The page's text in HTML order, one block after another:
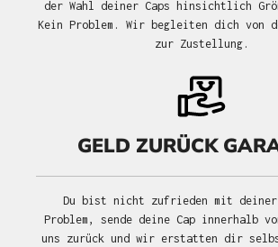
der Wahl deiner Caps hinsichtlich
Kein Problem. Wir begleiten dich von
zur Zustellung.
GELD ZURÜCK
Du bist nicht zufrieden mit deiner
Problem, sende deine Cap innerhalb
uns zurück und wir erstatten dir